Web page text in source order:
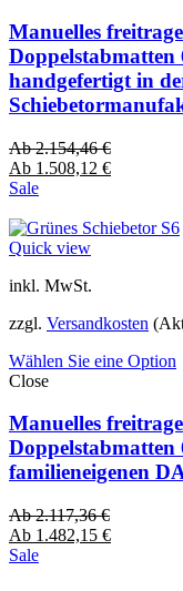
Manuelles
handgefertigt in
Ab2.154,46€
Ab 1.508,12 €
Sale
Quick view
inkl. MwSt.
zzgl. Versandkosten
Wählen Sie eine Option
Close
Manuelles
familieneigenen
Ab2.117,36€
Ab 1.482,15 €
Sale